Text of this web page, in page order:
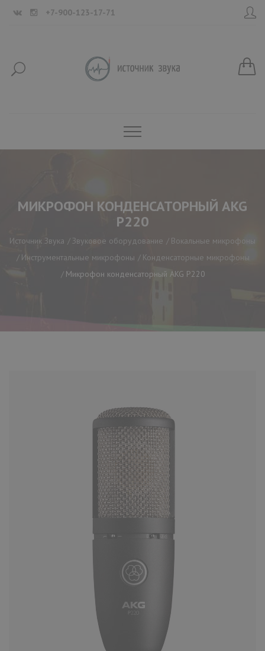
+7-900-123-17-71
МИКРОФОН КОНДЕНСАТОРНЫЙ AKG
P220
Источник Звука Звуковое оборудование
Вокальные микрофоны
Инструментальные микрофоны
Конденсаторные микрофоны
Микрофон конденсаторный AKG P220